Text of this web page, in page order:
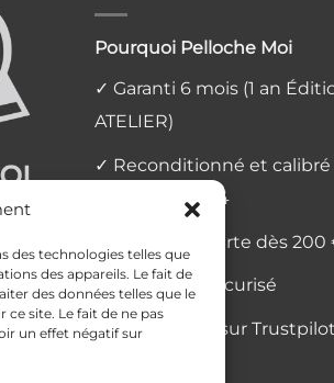
des technologies telles que
des appareils. Le fait de
des données telles que le
site. Le fait de ne pas
un effet négatif sur
Pourquoi Pelloche Moi
✓ Garanti 6 mois (1 an
ATELIER)
✓ Reconditionné et calibré
l'atelier, Paris 14
✓ Livraison offerte dès 200
✓ Paiement sécurisé
✓ Avis vérifiés sur Trustpilot